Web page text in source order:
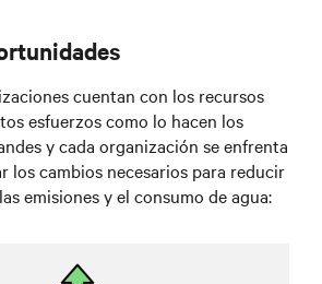
cuentan con los recursos
esfuerzos como lo hacen los
y cada organización se enfrenta
los cambios necesarios para reducir
emisiones y el consumo de agua: